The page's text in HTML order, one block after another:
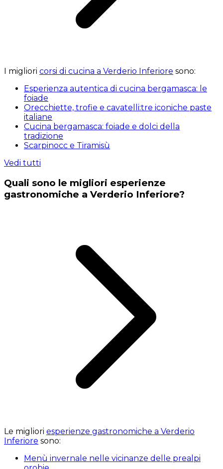
I migliori corsi di cucina a Verderio Inferiore sono:
Esperienza autentica di cucina bergamasca: le
foiade
Orecchiette, trofie e cavatelli:tre iconiche paste
italiane
Cucina bergamasca: foiade e dolci della
tradizione
Scarpinocc e Tiramisù
Vedi tutti
Quali sono le migliori esperienze
gastronomiche a Verderio Inferiore?
Le migliori esperienze gastronomiche a Verderio
Inferiore sono:
Menù invernale nelle vicinanze delle prealpi